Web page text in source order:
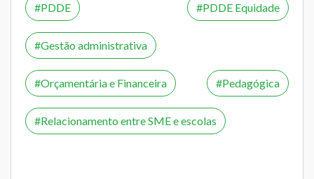
PDDE PDDE Equidade
Gestão administrativa
Orçamentária e Financeira Pedagógica
Relacionamento entre SME e escolas